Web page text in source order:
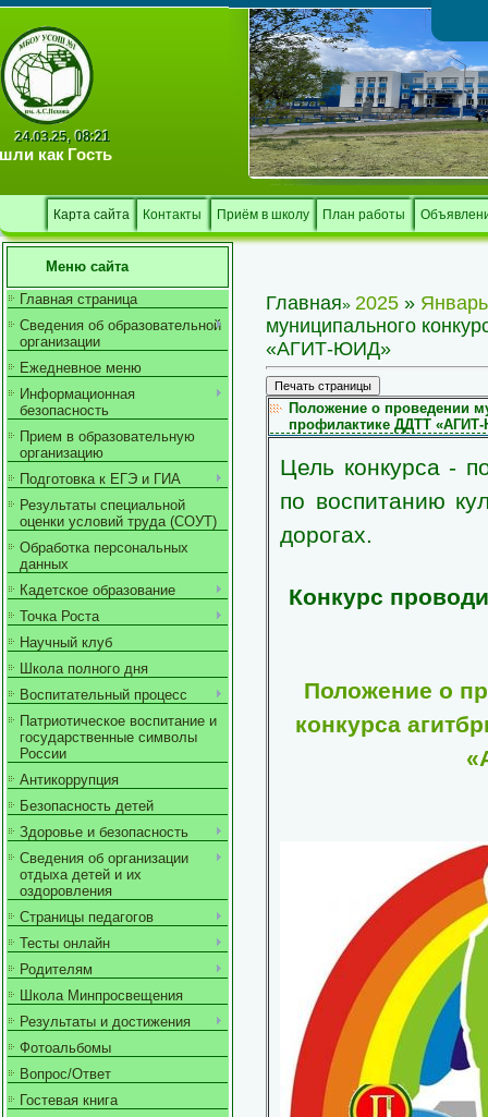
24.03.25, 08:21
как Гость
Карта сайта Контакты Приём в школу План работы
Меню сайта
Главная страница
Сведения об образовательной
организации
Ежедневное меню
Информационная
безопасность
Прием в образовательную
организацию
Подготовка к ЕГЭ и ГИА
Результаты специальной
оценки условий труда (СОУТ)
Обработка персональных
данных
Кадетское образование
Точка Роста
Научный клуб
Школа полного дня
Воспитательный процесс
Патриотическое воспитание и
государственные символы
России
Антикоррупция
Безопасность детей
Здоровье и безопасность
Сведения об организации
отдыха детей и их
оздоровления
Страницы педагогов
Тесты онлайн
Родителям
Школа Минпросвещения
Результаты и достижения
Фотоальбомы
Вопрос/Ответ
Гостевая книга
Главная» 2025 » Январь
муниципального
«АГИТ-ЮИД»
Положение о проведении
профилактике ДДТТ
Цель конкурса -
по воспитанию
дорогах.
Конкурс
Положение о
конкурса